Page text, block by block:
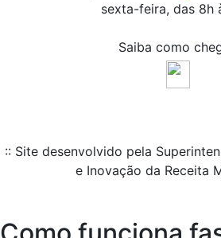
sexta-feira, das 8h
Saiba como
:: Site desenvolvido pela
e Inovação da Receita